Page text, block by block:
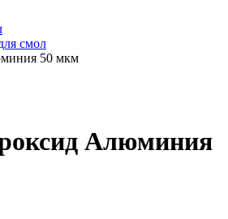
смол
50 мкм
Алюминия